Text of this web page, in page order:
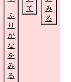
ふ
り
が
な
を
み
る
て
み
る